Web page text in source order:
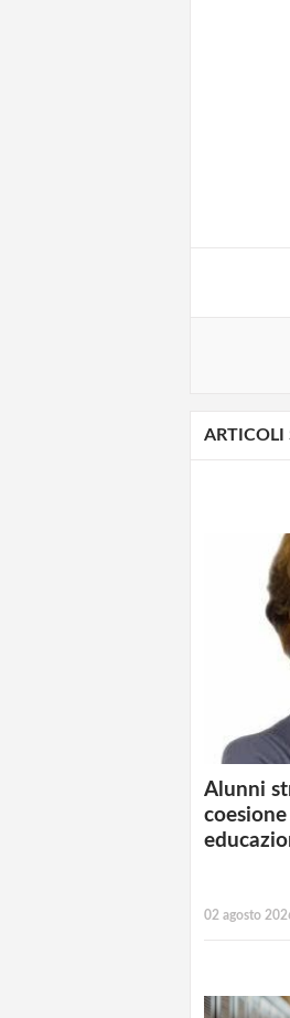
ARTICOLI
Alunni
02 agosto